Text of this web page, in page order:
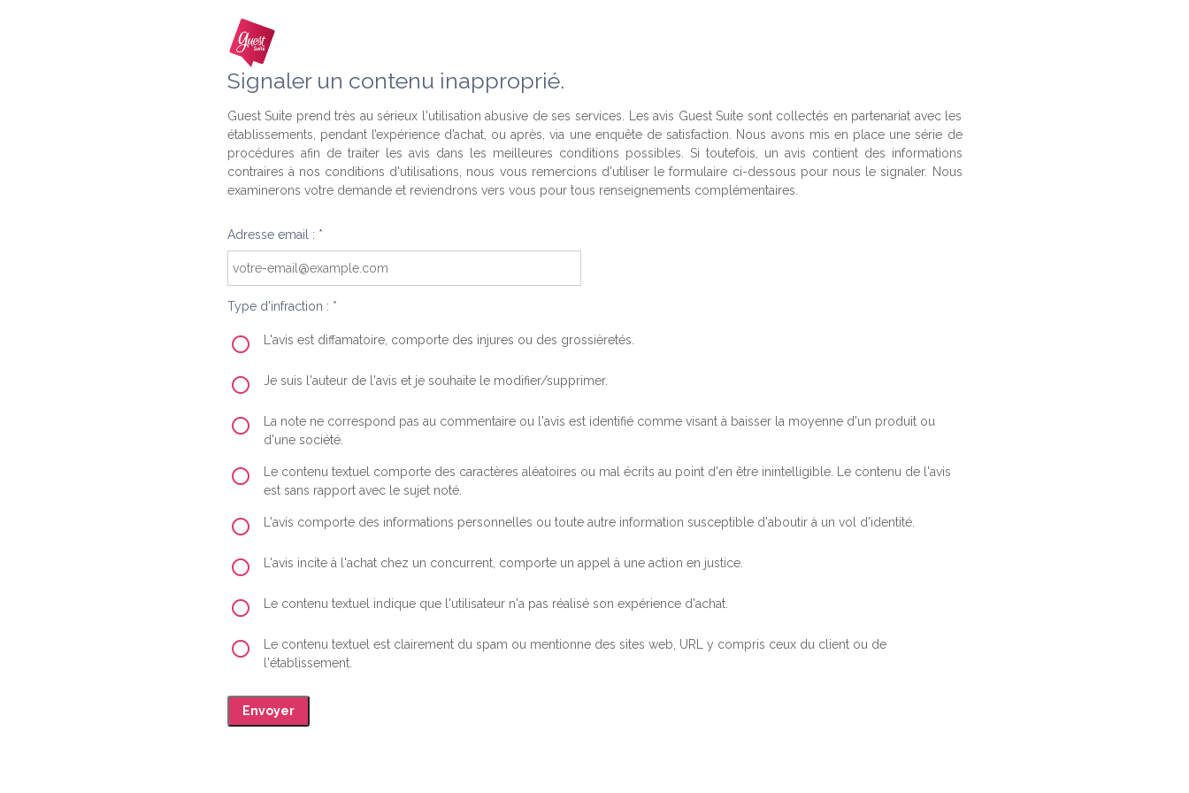
Signaler un contenu inapproprié.
Guest Suite prend très au sérieux l'utilisation abusive de ses services. Les avis Guest Suite sont collectés en partenariat avec les
établissements, pendant l’expérience d’achat, ou après, via une enquête de satisfaction. Nous avons mis en place une série de
procédures afin de traiter les avis dans les meilleures conditions possibles. Si toutefois, un avis contient des informations
contraires à nos conditions d'utilisations, nous vous remercions d'utiliser le formulaire ci-dessous pour nous le signaler. Nous
examinerons votre demande et reviendrons vers vous pour tous renseignements complémentaires.
Adresse email : *
Type d'infraction : *
L'avis est diffamatoire, comporte des injures ou des grossièretés.
Je suis l'auteur de l'avis et je souhaite le modifier/supprimer.
La note ne correspond pas au commentaire ou l'avis est identifié comme visant à baisser la moyenne d'un produit ou
d'une société.
Le contenu textuel comporte des caractères aléatoires ou mal écrits au point d'en être inintelligible. Le contenu de l'avis
est sans rapport avec le sujet noté.
L'avis comporte des informations personnelles ou toute autre information susceptible d'aboutir à un vol d'identité.
L'avis incite à l'achat chez un concurrent, comporte un appel à une action en justice.
Le contenu textuel indique que l'utilisateur n'a pas réalisé son expérience d'achat.
Le contenu textuel est clairement du spam ou mentionne des sites web, URL y compris ceux du client ou de
l'établissement.
Envoyer